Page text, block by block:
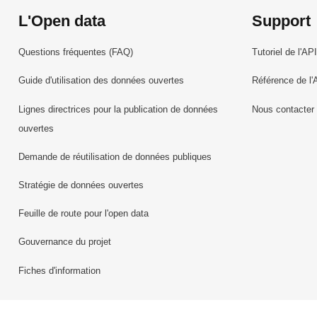
L'Open data
Questions fréquentes (FAQ)
Guide d'utilisation des données ouvertes
Lignes directrices pour la publication de données
ouvertes
Demande de réutilisation de données publiques
Stratégie de données ouvertes
Feuille de route pour l'open data
Gouvernance du projet
Fiches d'information
Support
Tutoriel de l'API
Référence de
Nous contacter